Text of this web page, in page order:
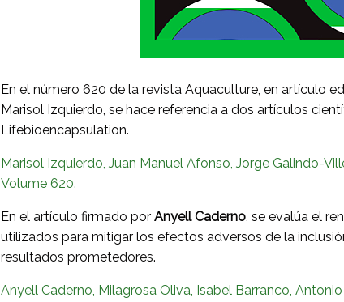
En el número 620 de la revista Aquaculture, en artículo
Marisol Izquierdo, se hace referencia a dos artículos
Lifebioencapsulation.
Marisol Izquierdo, Juan Manuel Afonso, Jorge Galindo-
Volume 620.
En el artículo firmado por Anyell Caderno, se evalúa el
utilizados para mitigar los efectos adversos de la
resultados prometedores.
Anyell Caderno, Milagrosa Oliva, Isabel Barranco,